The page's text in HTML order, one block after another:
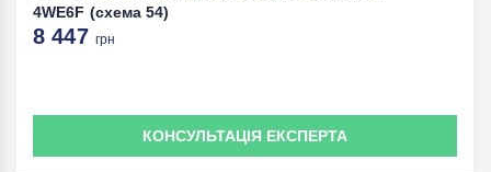
4WE6F (схема 54)
8 447 грн
КОНСУЛЬТАЦІЯ ЕКСПЕРТА